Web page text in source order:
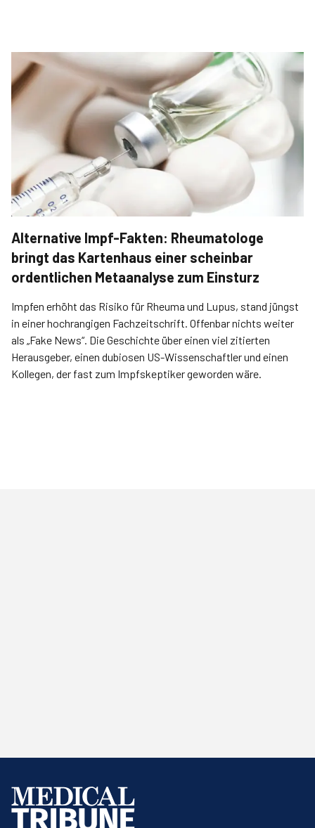
Alternative Impf-Fakten: Rheumatologe
bringt das Kartenhaus einer scheinbar
ordentlichen Metaanalyse zum Einsturz
Impfen erhöht das Risiko für Rheuma und Lupus, stand jüngst
in einer hochrangigen Fachzeitschrift. Offenbar nichts weiter
als „Fake News“. Die Geschichte über einen viel zitierten
Herausgeber, einen dubiosen US-Wissen­schaftler und einen
Kollegen, der fast zum Impfskeptiker geworden wäre.